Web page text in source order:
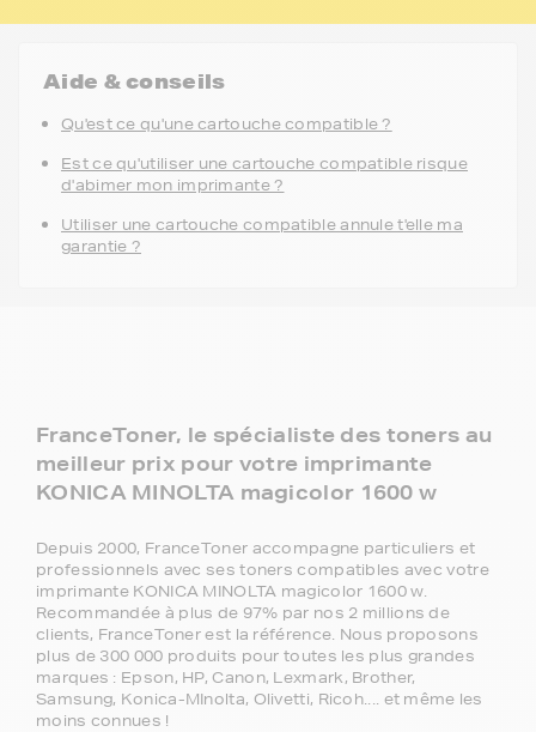
Aide & conseils
Qu'est ce qu'une cartouche compatible ?
Est ce qu'utiliser une cartouche compatible risque
d'abimer mon imprimante ?
Utiliser une cartouche compatible annule t'elle ma
garantie ?
FranceToner, le spécialiste des toners au
meilleur prix pour votre imprimante
KONICA MINOLTA magicolor 1600 w
Depuis 2000, FranceToner accompagne particuliers et
professionnels avec ses toners compatibles avec votre
imprimante KONICA MINOLTA magicolor 1600 w.
Recommandée à plus de 97% par nos 2 millions de
clients, FranceToner est la référence. Nous proposons
plus de 300 000 produits pour toutes les plus grandes
marques : Epson, HP, Canon, Lexmark, Brother,
Samsung, Konica-MInolta, Olivetti, Ricoh.... et même les
moins connues !